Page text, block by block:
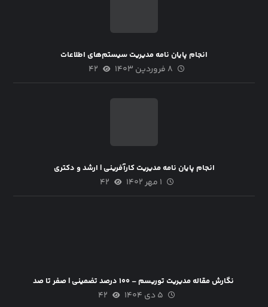
انجام پایان نامه مدیریت سیستم‌های اطلاعات
۸ فروردین ۱۴۰۳ ۴۲
انجام پایان نامه مدیریت کارآفرینی | ارشد و دکتری
۱ مهر ۱۴۰۲ ۴۲
نگارش مقاله مدیریت توریسم – ۱۰۰ درصد تضمینی | صفر تا صد
۵ دی ۱۴۰۴ ۴۲